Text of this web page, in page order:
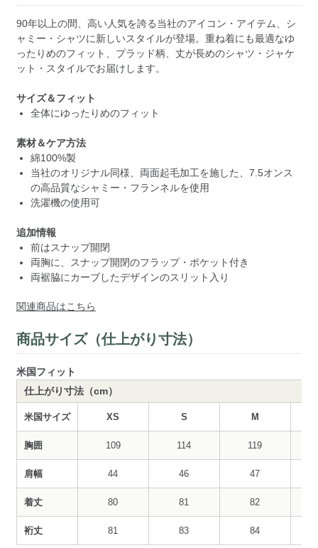
90年以上の間、高い人気を誇る当社のアイコン・アイテム、シ
ャミー・シャツに新しいスタイルが登場。重ね着にも最適なゆ
ったりめのフィット、プラッド柄、丈が長めのシャツ・ジャケ
ット・スタイルでお届けします。
サイズ＆フィット
全体にゆったりめのフィット
素材＆ケア方法
綿100%製
当社のオリジナル同様、両面起毛加工を施した、7.5オンス
の高品質なシャミー・フランネルを使用
洗濯機の使用可
追加情報
前はスナップ開閉
両胸に、スナップ開閉のフラップ・ポケット付き
両裾脇にカーブしたデザインのスリット入り
関連商品はこちら
商品サイズ（仕上がり寸法）
米国フィット
仕上がり寸法（cm）
米国サイズ XS S M
胸囲 109 114 119
肩幅 44 46 47
着丈 80 81 82
裄丈 81 83 84